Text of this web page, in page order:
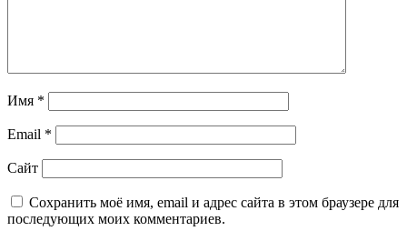
Имя *
Email *
Сайт
Сохранить моё имя, email и адрес сайта в этом браузере для
последующих моих комментариев.